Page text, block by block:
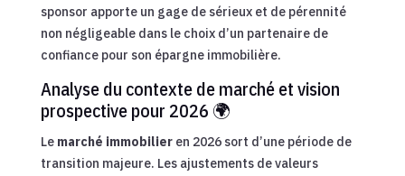
sponsor apporte un gage de sérieux et de pérennité
non négligeable dans le choix d’un partenaire de
confiance pour son épargne immobilière.
Analyse du contexte de marché et vision
prospective pour 2026 🌍
Le marché immobilieren 2026 sort d’une période de
transition majeure. Les ajustements de valeurs